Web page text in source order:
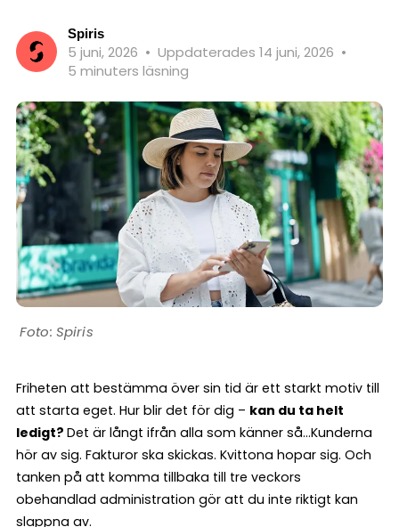
Spiris
5 juni, 2026 • Uppdaterades 14 juni, 2026 •
5 minuters läsning
Spiris
Friheten att bestämma över sin tid är ett starkt motiv till
att starta eget. Hur blir det för dig – kan du ta helt
ledigt? Det är långt ifrån alla som känner så…Kunderna
hör av sig. Fakturor ska skickas. Kvittona hopar sig. Och
tanken på att komma tillbaka till tre veckors
obehandlad administration gör att du inte riktigt kan
slappna av.